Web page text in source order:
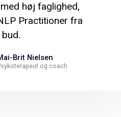
høj faglighed,
Practitioner fra
Brit Nielsen
og coach